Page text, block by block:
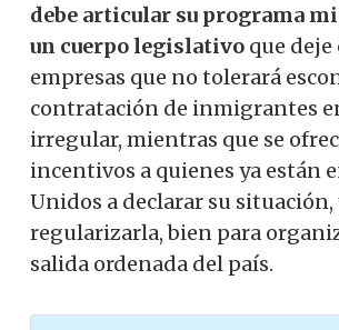
debe articular su programa
un cuerpo legislativo que deje
empresas que no tolerará
contratación de inmigrantes
irregular, mientras que se
incentivos a quienes ya están
Unidos a declarar su situación,
regularizarla, bien para
salida ordenada del país.